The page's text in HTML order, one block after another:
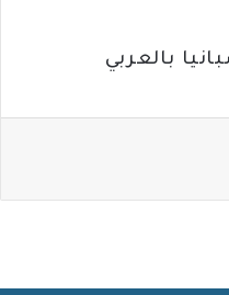
بالعربي